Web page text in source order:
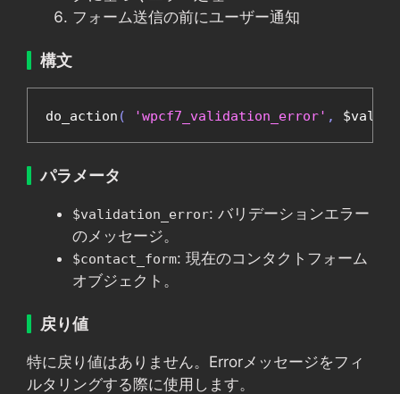
フォーム送信の前にユーザー通知
構文
do_action ( 'wpcf7_validation_error' ,
パラメータ
$validation_error: バリデーションエラー
のメッセージ。
$contact_form: 現在のコンタクトフォーム
オブジェクト。
戻り値
特に戻り値はありません。Errorメッセージをフィ
ルタリングする際に使用します。